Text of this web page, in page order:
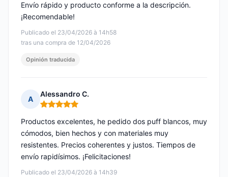
Publicado el 23/04/2026 à 14h58
tras una compra de 12/04/2026
Envío rápido y producto conforme a la descripción.
¡Recomendable!
Opinión traducida
A
Alessandro C.
Nota: 5 de 5
Publicado el 23/04/2026 à 14h39
Productos excelentes, he pedido dos puff blancos, muy
cómodos, bien hechos y con materiales muy
resistentes. Precios coherentes y justos. Tiempos de
envío rapidísimos. ¡Felicitaciones!